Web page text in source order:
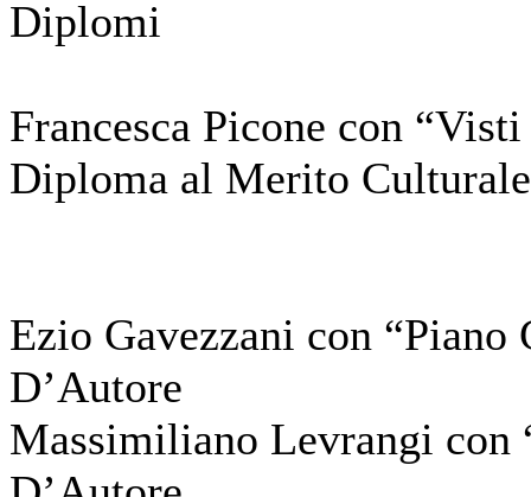
Diplomi
Francesca Picone con
Diploma al Merito Culturale
Ezio Gavezzani con
D’Autore
Massimiliano Levrangi